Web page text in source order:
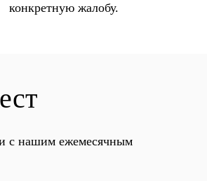
конкретную жалобу.
с нашим ежемесячным